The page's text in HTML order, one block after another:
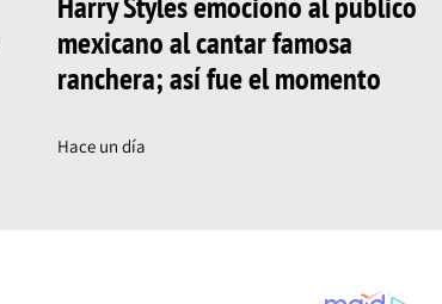
mexicano al cantar famosa
ranchera; así fue el momento
Hace un día